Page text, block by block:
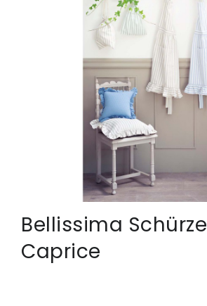
Bellissima Schürze
Caprice